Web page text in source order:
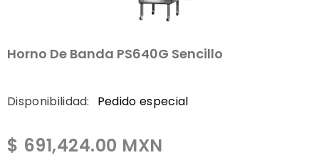
Horno De Banda PS640G Sencillo
Disponibilidad: Pedido especial
$ 691,424.00 MXN